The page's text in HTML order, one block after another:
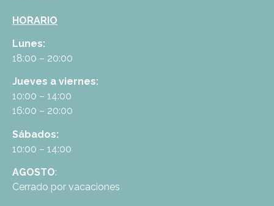
HORARIO
Lunes:
18:00 – 20:00
Jueves a viernes:
10:00 – 14:00
16:00 – 20:00
Sábados:
10:00 – 14:00
AGOSTO:
Cerrado por vacaciones